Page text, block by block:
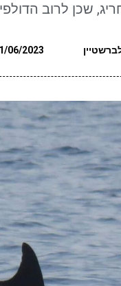
שכן לרוב
06/2023 | 14:31